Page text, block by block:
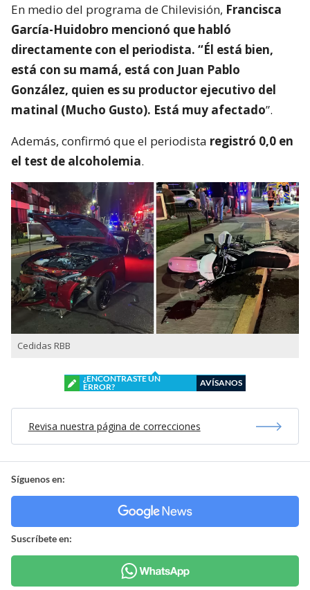
En medio del programa de Chilevisión, Francisca
García-Huidobro mencionó que habló
directamente con el periodista. “Él está bien,
está con su mamá, está con Juan Pablo
González, quien es su productor ejecutivo del
matinal (Mucho Gusto). Está muy afectado”.
Además, confirmó que el periodista registró 0,0 en
el test de alcoholemia.
Cedidas RBB
¿ENCONTRASTE UN
ERROR?
AVÍSANOS
Revisa nuestra página de correcciones
Síguenos en:
Suscríbete en: